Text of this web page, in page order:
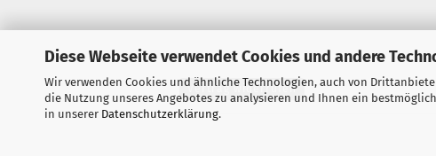
Diese Webseite verwendet Cookies und andere
Wir verwenden Cookies und ähnliche Technologien, auch von
die Nutzung unseres Angebotes zu analysieren und Ihnen ein
in unserer Datenschutzerklärung.
Vertrag widerrufen